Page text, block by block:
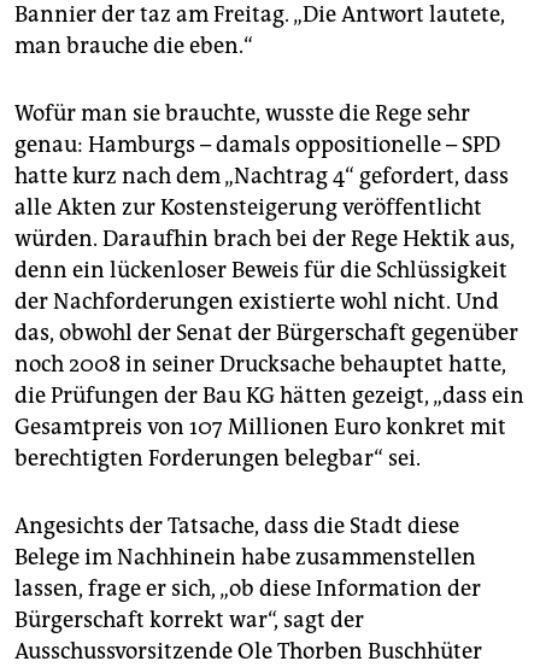
Bannier der taz am Freitag. „Die Antwort lautete,
man brauche die eben.“
Wofür man sie brauchte, wusste die Rege sehr
genau: Hamburgs – damals oppositionelle – SPD
hatte kurz nach dem „Nachtrag 4“ gefordert, dass
alle Akten zur Kostensteigerung veröffentlicht
würden. Daraufhin brach bei der Rege Hektik aus,
denn ein lückenloser Beweis für die Schlüssigkeit
der Nachforderungen existierte wohl nicht. Und
das, obwohl der Senat der Bürgerschaft gegenüber
noch 2008 in seiner Drucksache behauptet hatte,
die Prüfungen der Bau KG hätten gezeigt, „dass ein
Gesamtpreis von 107 Millionen Euro konkret mit
berechtigten Forderungen belegbar“ sei.
Angesichts der Tatsache, dass die Stadt diese
Belege im Nachhinein habe zusammenstellen
lassen, frage er sich, „ob diese Information der
Bürgerschaft korrekt war“, sagt der
Ausschussvorsitzende Ole Thorben Buschhüter